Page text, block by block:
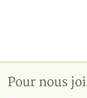
Pour nous